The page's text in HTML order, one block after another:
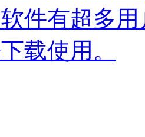
件有超多
载使用。